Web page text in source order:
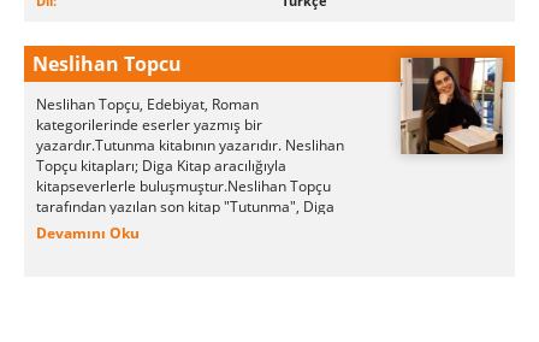
Neslihan Topcu
Neslihan Topçu, Edebiyat, Roman
kategorilerinde eserler yazmış bir
yazardır.Tutunma kitabının yazarıdır. Neslihan
Topçu kitapları; Diga Kitap aracılığıyla
kitapseverlerle buluşmuştur.Neslihan Topçu
tarafından yazılan son kitap "Tutunma", Diga
Kitap tarafından okurların beğenisine
Devamını Oku